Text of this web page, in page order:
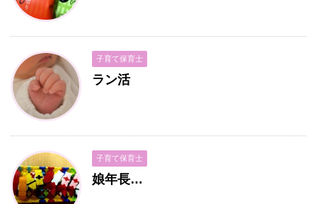
子育て保育士
ラン活
子育て保育士
娘年長…